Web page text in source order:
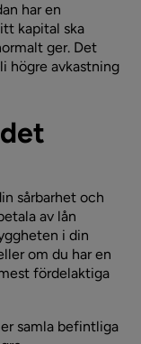
har en
kapital ska
ger. Det
högre avkastning
sårbarhet och
av lån
i din
om du har en
fördelaktiga
samla befintliga